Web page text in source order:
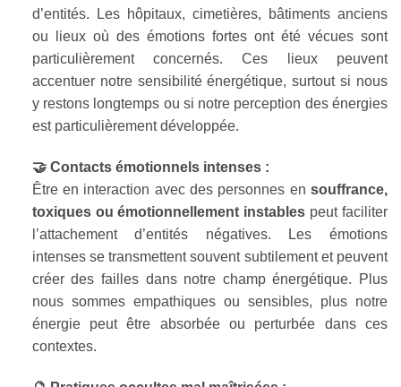
d’entités. Les hôpitaux, cimetières, bâtiments anciens
ou lieux où des émotions fortes ont été vécues sont
particulièrement concernés. Ces lieux peuvent
accentuer notre sensibilité énergétique, surtout si nous
y restons longtemps ou si notre perception des énergies
est particulièrement développée.
🤝 Contacts émotionnels intenses :
Être en interaction avec des personnes en souffrance,
toxiques ou émotionnellement instables peut faciliter
l’attachement d’entités négatives. Les émotions
intenses se transmettent souvent subtilement et peuvent
créer des failles dans notre champ énergétique. Plus
nous sommes empathiques ou sensibles, plus notre
énergie peut être absorbée ou perturbée dans ces
contextes.